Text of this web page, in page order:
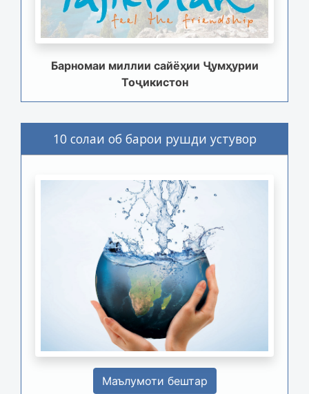
Барномаи миллии сайёҳии Ҷумҳурии
Тоҷикистон
10 солаи об барои рушди устувор
Маълумоти бештар